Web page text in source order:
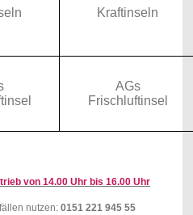
Kraftinseln
AGs
Frischluftinsel
von 14.00 Uhr bis 16.00 Uhr
nutzen: 0151 221 945 55